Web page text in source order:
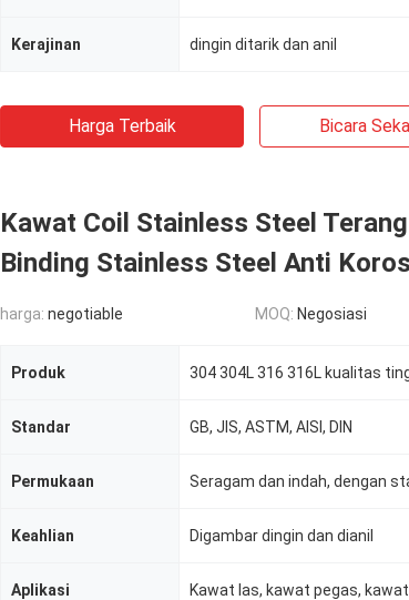
Kerajinan dingin ditarik dan anil
Harga Terbaik Bicara
Kawat Coil Stainless Steel
Binding Stainless Steel Anti
harga: negotiable MOQ: Negosiasi
Produk
Standar GB, JIS, ASTM, AISI, DIN
Permukaan
Keahlian Digambar dingin dan dianil
Aplikasi Kawat las, kawat pegas,